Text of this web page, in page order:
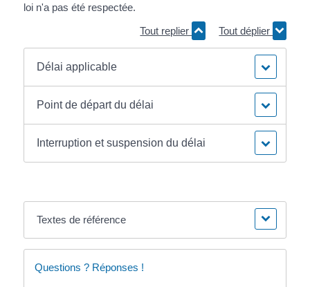
loi n'a pas été respectée.
Tout replier Tout déplier
Délai applicable
Point de départ du délai
Interruption et suspension du délai
Textes de référence
Questions ? Réponses !